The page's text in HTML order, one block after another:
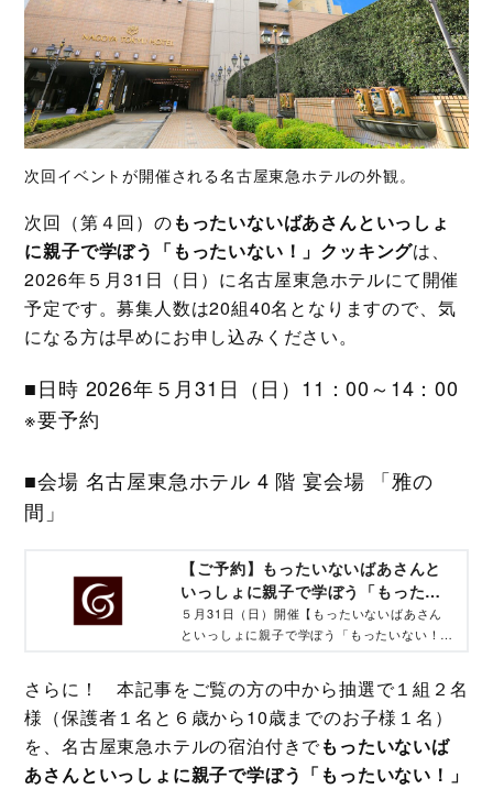
次回イベントが開催される名古屋東急ホテルの外観。
次回（第４回）のもったいないばあさんといっしょ
に親子で学ぼう「もったいない！」クッキングは、
2026年５月31日（日）に名古屋東急ホテルにて開催
予定です。募集人数は20組40名となりますので、気
になる方は早めにお申し込みください。
■日時 2026年５月31日（日）11：00～14：00
※要予約
■会場 名古屋東急ホテル 4 階 宴会場 「雅の
間」
【ご予約】もったいないばあさんと
いっしょに親子で学ぼう「もったい
ない！」クッキング
５月31日（日）開催【もったいないばあさん
といっしょに親子で学ぼう「もったいない！」
さらに！ 本記事をご覧の方の中から抽選で１組２名
様（保護者１名と６歳から10歳までのお子様１名）
を、名古屋東急ホテルの宿泊付きでもったいないば
あさんといっしょに親子で学ぼう「もったいない！」